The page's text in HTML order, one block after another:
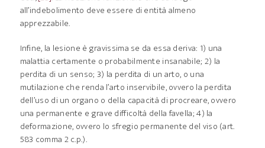
all’indebolimento deve essere di entità almeno
apprezzabile.
Infine, la lesione è gravissima se da essa deriva: 1) una
malattia certamente o probabilmente insanabile; 2) la
perdita di un senso; 3) la perdita di un arto, o una
mutilazione che renda l’arto inservibile, ovvero la perdita
dell’uso di un organo o della capacità di procreare, ovvero
una permanente e grave difficoltà della favella; 4) la
deformazione, ovvero lo sfregio permanente del viso (art.
583 comma 2 c.p.).